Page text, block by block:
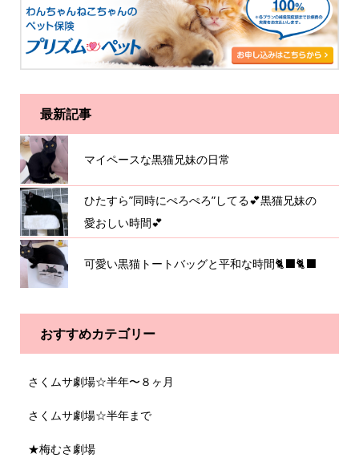
最新記事
マイペースな黒猫兄妹の日常
ひたすら”同時にぺろぺろ”してる💕黒猫兄妹の
愛おしい時間💕
可愛い黒猫トートバッグと平和な時間🐈‍⬛🐈‍⬛
おすすめカテゴリー
さくムサ劇場☆半年〜８ヶ月
さくムサ劇場☆半年まで
★梅むさ劇場